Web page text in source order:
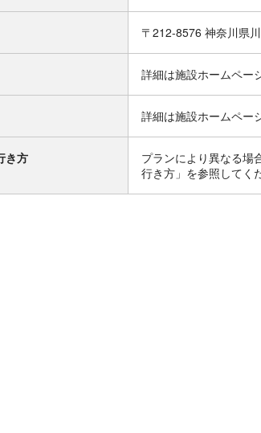
〒212-8576 神奈川県
詳細は施設ホームペー
詳細は施設ホームペー
き方
プランにより異なる場
行き方」を参照してく